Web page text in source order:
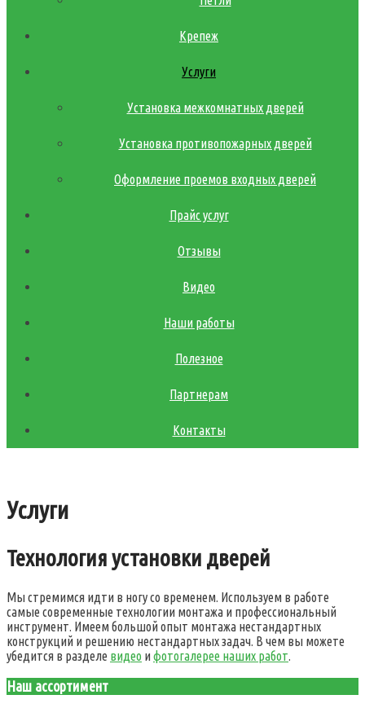
Крепеж
Услуги
Установка межкомнатных дверей
Установка противопожарных дверей
Оформление проемов входных дверей
Прайс услуг
Отзывы
Видео
Наши работы
Полезное
Партнерам
Контакты
Услуги
Технология установки дверей
Мы стремимся идти в ногу со временем. Используем в работе
самые современные технологии монтажа и профессиональный
инструмент. Имеем большой опыт монтажа нестандартных
конструкций и решению нестандартных задач. В чем вы можете
убедится в разделе видео ифотогалерее наших работ.
Наш ассортимент